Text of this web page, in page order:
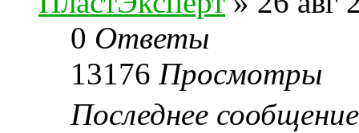
0 Ответы
13176 Просмотры
Последнее